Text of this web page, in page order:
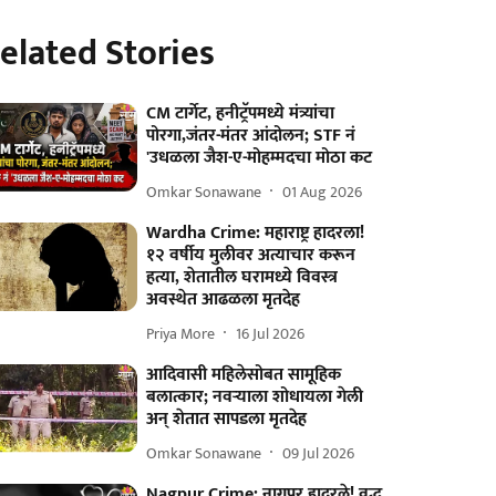
Stories
CM टार्गेट, हनीट्रॅपमध्ये मंत्र्यांचा
पोरगा,जंतर-मंतर आंदोलन; STF नं
'उधळला जैश-ए-मोहम्मदचा मोठा कट
Omkar Sonawane 01 Aug 2026
Wardha Crime: महाराष्ट्र हादरला!
१२ वर्षीय मुलीवर अत्याचार करून
हत्या, शेतातील घरामध्ये विवस्त्र
अवस्थेत आढळला मृतदेह
Priya More 16 Jul 2026
आदिवासी महिलेसोबत सामूहिक
बलात्कार; नवऱ्याला शोधायला गेली
अन् शेतात सापडला मृतदेह
Omkar Sonawane 09 Jul 2026